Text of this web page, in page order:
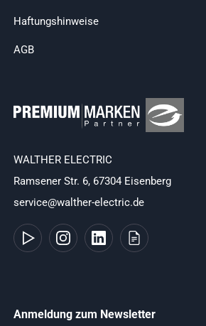
Haftungshinweise
AGB
WALTHER ELECTRIC
Ramsener Str. 6, 67304 Eisenberg
service@walther-electric.de
Anmeldung zum Newsletter